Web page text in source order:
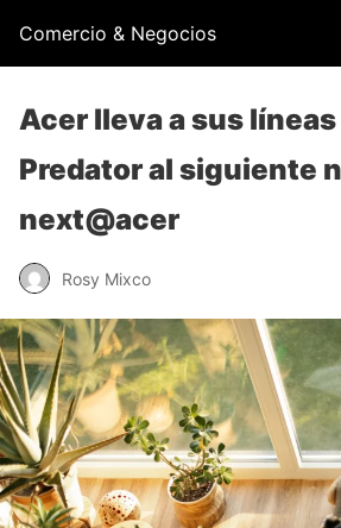
Comercio & Negocios
Acer lleva a sus líneas
Predator al siguiente
next@acer
Rosy Mixco